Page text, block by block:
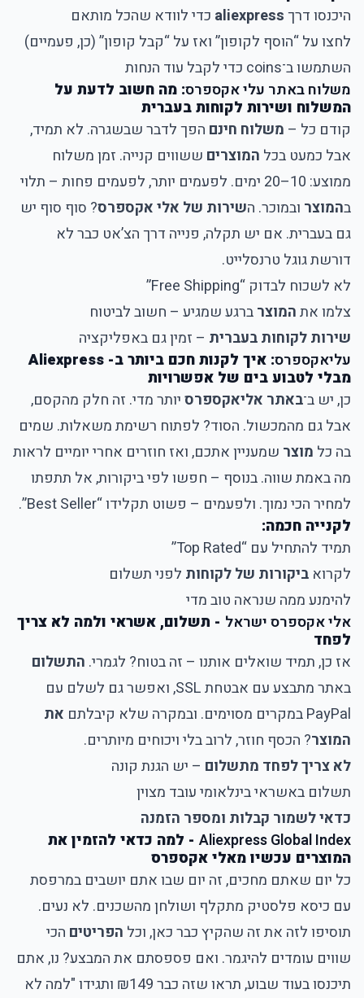
היכנסו דרךaliexpress כדי לוודא שהכל מותאם
לחצו על “הוסף לקופון” ואז על “קבל קופון” (כן, פעמיים)
השתמשו ב־coins כדי לקבל עוד הנחות
משלוח באתר עלי אקספרס: מה חשוב לדעת על
המשלוח ושירות לקוחות בעברית
קודם כל – משלוח חינם הפך לדבר שבשגרה. לא תמיד,
אבל כמעט בכל המוצרים ששווים קנייה. זמן משלוח
ממוצע: 10–20 ימים. לפעמים יותר, לפעמים פחות – תלוי
בהמוצר ובמוכר. השירות של אלי אקספרס? סוף סוף יש
גם בעברית. אם יש תקלה, פנייה דרך הצ’אט כבר לא
דורשת גוגל טרנסלייט.
לא לשכוח לבדוק “Free Shipping”
צלמו אתהמוצרברגע שמגיע – חשוב לביטוח
שירות לקוחות בעברית – זמין גם באפליקציה
עליאקספרס
: איך לקנות חכם ביותר ב- Aliexpress
מבלי לטבוע בים של אפשרויות
כן, יש ב־באתר אליאקספרסיותר מדי. זה חלק מהקסם,
אבל גם מהמכשול. הסוד? לפתוח רשימת משאלות. שמים
בה כל מוצר שמעניין אתכם, ואז חוזרים אחרי יומיים לראות
מה באמת שווה. בנוסף – חפשו לפי ביקורות, אל תתפתו
למחיר הכי נמוך. ולפעמים – פשוט תקלידו “Best Seller”.
לקנייה חכמה:
תמיד להתחיל עם “Top Rated”
לקרוא ביקורות של לקוחות לפני תשלום
להימנע ממה שנראה טוב מדי
אלי אקספרס ישראל - תשלום, אשראי ולמה לא צריך
לפחד
אז כן, תמיד שואלים אותנו – זה בטוח? לגמרי. התשלום
באתר מתבצע עם אבטחת SSL, ואפשר גם לשלם עם
PayPal במקרים מסוימים. ובמקרה שלא קיבלתם
את
המוצר? הכסף חוזר, לרוב בלי ויכוחים מיותרים.
לא צריך לפחד מתשלום – יש הגנת קונה
תשלום באשראי בינלאומי עובד מצוין
כדאי לשמור קבלות ומספר הזמנה
Aliexpress Global Index - למה כדאי להזמין את
המוצרים עכשיו מאלי אקספרס
כל יום שאתם מחכים, זה יום שבו אתם יושבים במרפסת
עם כיסא פלסטיק מתקלף ושולחן מהשכנים. לא נעים.
תוסיפו לזה את זה שהקיץ כבר כאן, וכל הפריטים הכי
שווים עומדים להיגמר. ואם פספסתם את המבצע? נו, אתם
תיכנסו בעוד שבוע, תראו שזה כבר ₪149 ותגידו "למה לא